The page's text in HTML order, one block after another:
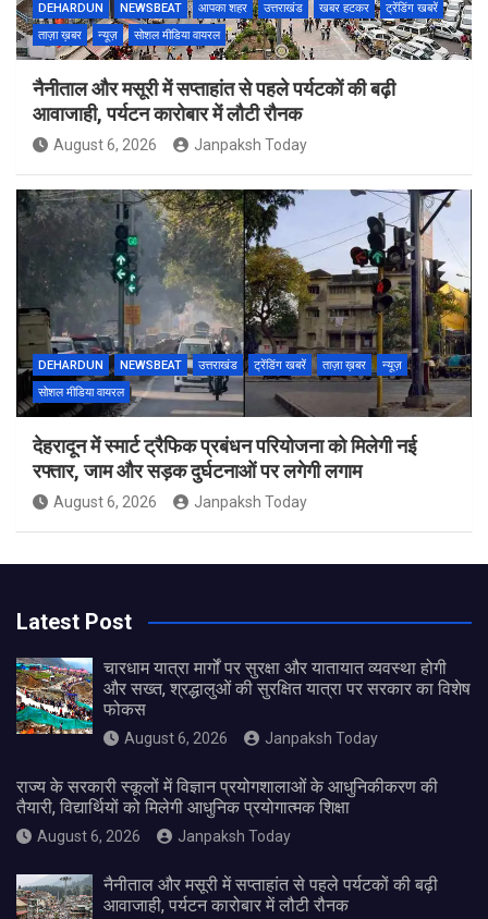
DEHARDUN NEWSBEAT आपका शहर उत्तराखंड खबर हटकर
ट्रेंडिंग खबरें
ताज़ा ख़बर
न्यूज़ सोशल मीडिया वायरल
नैनीताल और मसूरी में सप्ताहांत से पहले पर्यटकों की बढ़ी
आवाजाही, पर्यटन कारोबार में लौटी रौनक
August 6, 2026 Janpaksh Today
DEHARDUN NEWSBEAT उत्तराखंड ट्रेंडिंग खबरें ताज़ा ख़बर
न्यूज़
सोशल मीडिया वायरल
देहरादून में स्मार्ट ट्रैफिक प्रबंधन परियोजना को मिलेगी नई
रफ्तार, जाम और सड़क दुर्घटनाओं पर लगेगी लगाम
August 6, 2026 Janpaksh Today
Latest Post
चारधाम यात्रा मार्गों पर सुरक्षा और यातायात व्यवस्था होगी
और सख्त, श्रद्धालुओं की सुरक्षित यात्रा पर सरकार का विशेष
फोकस
August 6, 2026 Janpaksh Today
राज्य के सरकारी स्कूलों में विज्ञान प्रयोगशालाओं के आधुनिकीकरण की
तैयारी, विद्यार्थियों को मिलेगी आधुनिक प्रयोगात्मक शिक्षा
August 6, 2026 Janpaksh Today
नैनीताल और मसूरी में सप्ताहांत से पहले पर्यटकों की बढ़ी
आवाजाही, पर्यटन कारोबार में लौटी रौनक